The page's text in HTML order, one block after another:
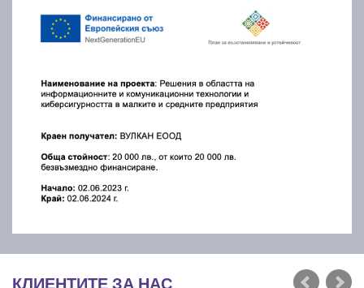
КЛИЕНТИТЕ ЗА НАС